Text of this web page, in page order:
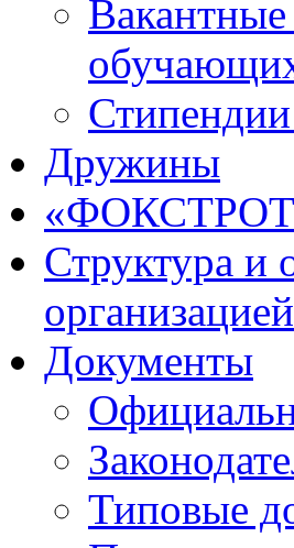
Дружины
Структура и
организацией
Документы
Типовые